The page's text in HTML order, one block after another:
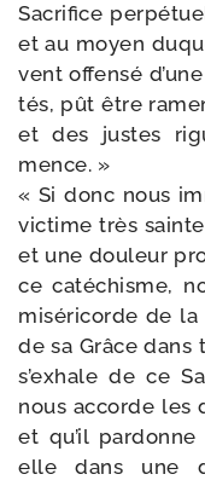
Sacrifice
et au moyen
vent offen­sé
tés, pût être
et des justes
mence. »
« Si donc nous
vic­time très
et une dou­leur
ce caté­chisme,
misé­ri­corde de
de sa Grâce dans
s’ex­hale de ce
nous accorde les
et qu’il
elle dans une